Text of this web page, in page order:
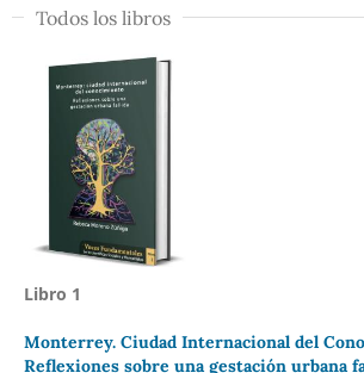
Todos los libros
Libro 1
Monterrey. Ciudad Internacional del
Reflexiones sobre una gestación urbana